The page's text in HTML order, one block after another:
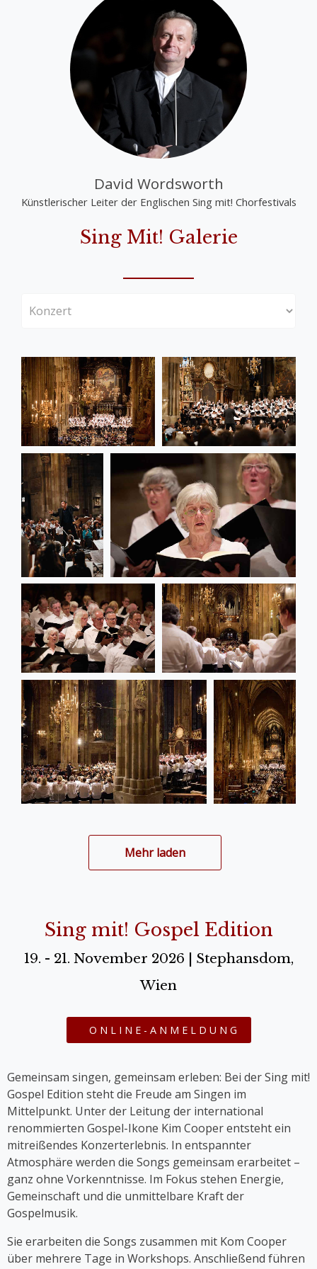
David Wordsworth
Künstlerischer Leiter der Englischen Sing mit! Chorfestivals
Sing Mit! Galerie
Mehr laden
Sing mit! Gospel Edition
19. - 21. November 2026 | Stephansdom,
Wien
ONLINE-ANMELDUNG
Gemeinsam singen, gemeinsam erleben: Bei der Sing mit!
Gospel Edition steht die Freude am Singen im
Mittelpunkt. Unter der Leitung der international
renommierten Gospel-Ikone Kim Cooper entsteht ein
mitreißendes Konzerterlebnis. In entspannter
Atmosphäre werden die Songs gemeinsam erarbeitet –
ganz ohne Vorkenntnisse. Im Fokus stehen Energie,
Gemeinschaft und die unmittelbare Kraft der
Gospelmusik.
Sie erarbeiten die Songs zusammen mit Kom Cooper
über mehrere Tage in Workshops. Anschließend führen